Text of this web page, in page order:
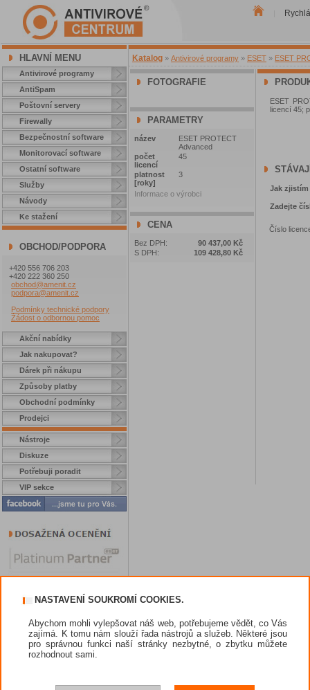
HLAVNÍ MENU
Antivirové programy
AntiSpam
Poštovní servery
Firewally
Bezpečnostní software
Monitorovací software
Ostatní software
Služby
Návody
Ke stažení
OBCHOD/PODPORA
+420 556 706 203
+420 222 360 250
obchod@amenit.cz
podpora@amenit.cz
Podmínky technické podpory
Žádost o odbornou pomoc
Akční nabídky
Jak nakupovat?
Dárek při nákupu
Způsoby platby
Obchodní podmínky
Prodejci
Nástroje
Diskuze
Potřebuji poradit
VIP sekce
Katalog » Antivirové programy » ESET » ESET
FOTOGRAFIE
PARAMETRY
název
ESET PROTECT
Advanced
počet
licencí
45
platnost
[roky]
3
Informace o výrobci
CENA
Bez DPH:
90 437,00 Kč
S DPH:
109 428,80 Kč
ESET
licencí 45;
Jak
Zadejte
Číslo
NASTAVENÍ SOUKROMÍ COOKIES.
Abychom mohli vylepšovat náš web, potřebujeme vědět, co Vás
zajímá. K tomu nám slouží řada nástrojů a služeb. Některé jsou
pro správnou funkci naší stránky nezbytné, o zbytku můžete
rozhodnout sami.